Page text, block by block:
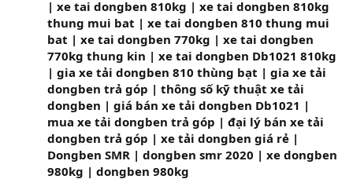
| xe tai dongben 810kg | xe tai dongben 810kg
thung mui bat | xe tai dongben 810 thung mui
bat | xe tai dongben 770kg | xe tai dongben
770kg thung kin | xe tai dongben Db1021 810kg
| gia xe tải dongben 810 thùng bạt | gia xe tải
dongben trả góp | thông số kỹ thuật xe tải
dongben | giá bán xe tải dongben Db1021 |
mua xe tải dongben trả góp | đại lý bán xe tải
dongben trả góp | xe tải dongben giá rẻ |
Dongben SMR | dongben smr 2020 | xe dongben
980kg | dongben 980kg